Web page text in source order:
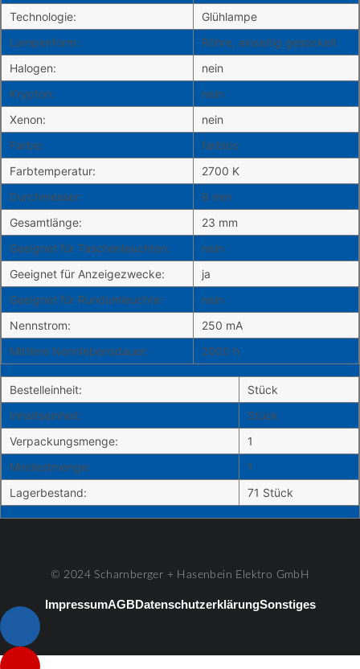
Technologie:
Glühlampe
Lampenform:
Röhre, einseitig gesockelt
Halogen:
nein
Krypton:
nein
Xenon:
nein
Farbe:
farblos
Farbtemperatur:
2700 K
Durchmesser:
9 mm
Gesamtlänge:
23 mm
Geeignet für Taschenleuchten:
nein
Geeignet für Anzeigezwecke:
ja
Geeignet für Rundumleuchte:
nein
Nennstrom:
250 mA
Mittlere Nennlebensdauer:
2000 h
Bestelleinheit:
Stück
Inhaltseinheit:
Stück
Verpackungsmenge:
1
Mindestmenge:
1
Lagerbestand:
71 Stück
© 2024 Scharnberger + Hasenbein Elektro GmbH
ImpressumAGBDatenschutzerklärungSonstiges